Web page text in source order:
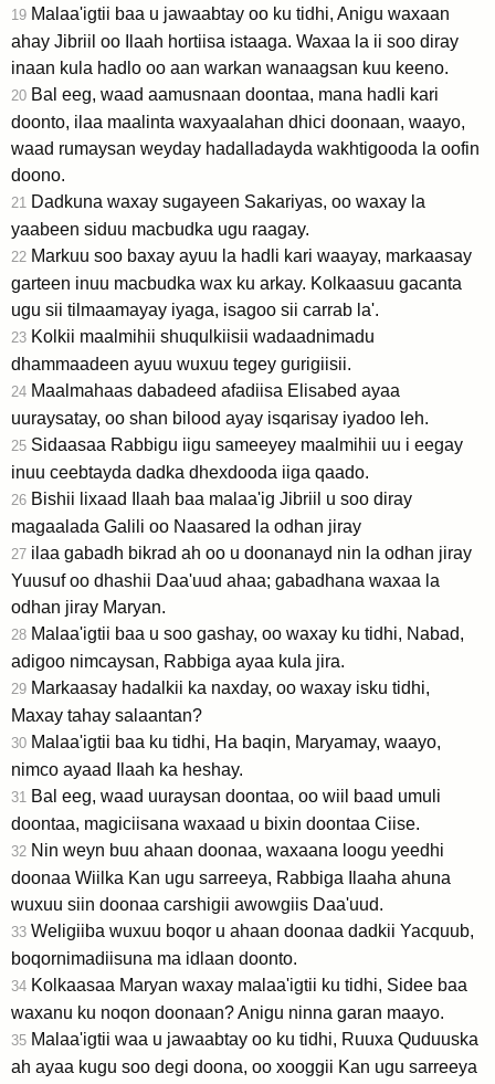
19 Malaa'igtii baa u jawaabtay oo ku tidhi, Anigu waxaan
ahay Jibriil oo Ilaah hortiisa istaaga. Waxaa la ii soo diray
inaan kula hadlo oo aan warkan wanaagsan kuu keeno.
20 Bal eeg, waad aamusnaan doontaa, mana hadli kari
doonto, ilaa maalinta waxyaalahan dhici doonaan, waayo,
waad rumaysan weyday hadalladayda wakhtigooda la oofin
doono.
21 Dadkuna waxay sugayeen Sakariyas, oo waxay la
yaabeen siduu macbudka ugu raagay.
22 Markuu soo baxay ayuu la hadli kari waayay, markaasay
garteen inuu macbudka wax ku arkay. Kolkaasuu gacanta
ugu sii tilmaamayay iyaga, isagoo sii carrab la'.
23 Kolkii maalmihii shuqulkiisii wadaadnimadu
dhammaadeen ayuu wuxuu tegey gurigiisii.
24 Maalmahaas dabadeed afadiisa Elisabed ayaa
uuraysatay, oo shan bilood ayay isqarisay iyadoo leh.
25 Sidaasaa Rabbigu iigu sameeyey maalmihii uu i eegay
inuu ceebtayda dadka dhexdooda iiga qaado.
26 Bishii lixaad Ilaah baa malaa'ig Jibriil u soo diray
magaalada Galili oo Naasared la odhan jiray
27 ilaa gabadh bikrad ah oo u doonanayd nin la odhan jiray
Yuusuf oo dhashii Daa'uud ahaa; gabadhana waxaa la
odhan jiray Maryan.
28 Malaa'igtii baa u soo gashay, oo waxay ku tidhi, Nabad,
adigoo nimcaysan, Rabbiga ayaa kula jira.
29 Markaasay hadalkii ka naxday, oo waxay isku tidhi,
Maxay tahay salaantan?
30 Malaa'igtii baa ku tidhi, Ha baqin, Maryamay, waayo,
nimco ayaad Ilaah ka heshay.
31 Bal eeg, waad uuraysan doontaa, oo wiil baad umuli
doontaa, magiciisana waxaad u bixin doontaa Ciise.
32 Nin weyn buu ahaan doonaa, waxaana loogu yeedhi
doonaa Wiilka Kan ugu sarreeya, Rabbiga Ilaaha ahuna
wuxuu siin doonaa carshigii awowgiis Daa'uud.
33 Weligiiba wuxuu boqor u ahaan doonaa dadkii Yacquub,
boqornimadiisuna ma idlaan doonto.
34 Kolkaasaa Maryan waxay malaa'igtii ku tidhi, Sidee baa
waxanu ku noqon doonaan? Anigu ninna garan maayo.
35 Malaa'igtii waa u jawaabtay oo ku tidhi, Ruuxa Quduuska
ah ayaa kugu soo degi doona, oo xooggii Kan ugu sarreeya